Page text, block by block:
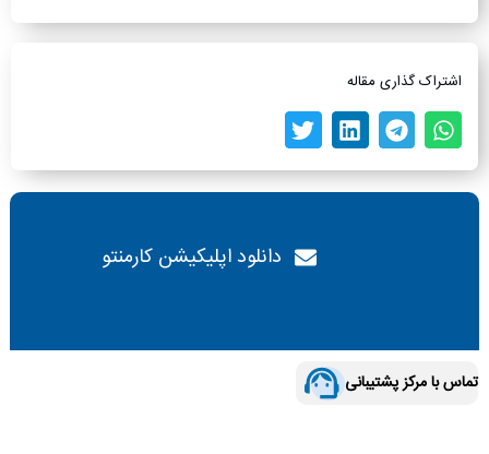
اشتراک گذاری مقاله
دانلود اپلیکیشن کارمنتو
تماس با مرکز پشتیبانی